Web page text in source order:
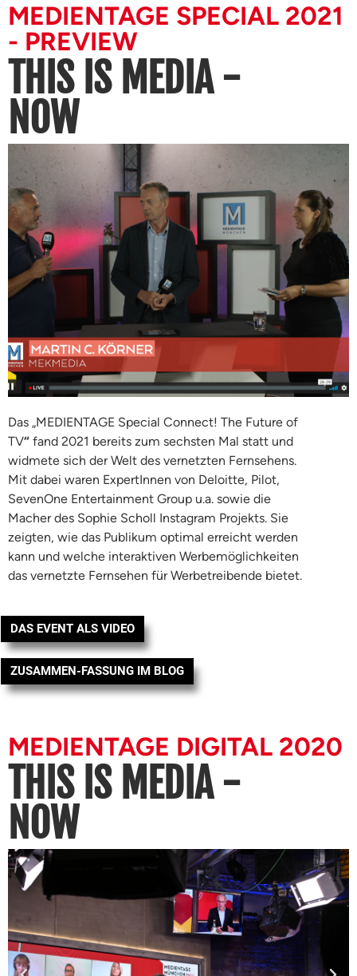
MEDIENTAGE SPECIAL 2021
- PREVIEW
THIS IS MEDIA -
NOW
Das „MEDIENTAGE Special Connect! The Future of
TV“ fand 2021 bereits zum sechsten Mal statt und
widmete sich der Welt des vernetzten Fernsehens.
Mit dabei waren ExpertInnen von Deloitte, Pilot,
SevenOne Entertainment Group u.a. sowie die
Macher des Sophie Scholl Instagram Projekts. Sie
zeigten, wie das Publikum optimal erreicht werden
kann und welche interaktiven Werbemöglichkeiten
das vernetzte Fernsehen für Werbetreibende bietet.
DAS EVENT ALS VIDEO
ZUSAMMEN-FASSUNG IM BLOG
MEDIENTAGE DIGITAL 2020
THIS IS MEDIA -
NOW